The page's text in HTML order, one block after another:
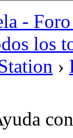
-
los
›